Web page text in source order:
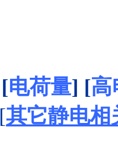
[电荷量] [高
[其它静电相